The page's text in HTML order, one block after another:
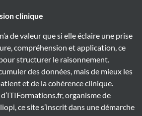
clinique
de valeur que si elle éclaire une prise
compréhension et application, ce
structurer le raisonnement.
des données, mais de mieux les
et de la cohérence clinique.
organisme de
ce site s’inscrit dans une démarche